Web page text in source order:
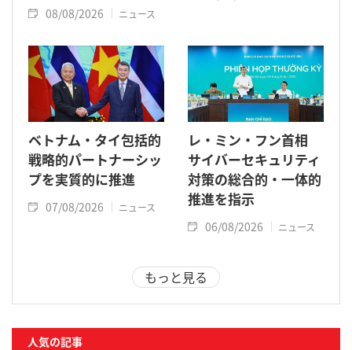
08/08/2026 ニュース
ベトナム・タイ包括的
戦略的パートナーシッ
プを実質的に推進
07/08/2026 ニュース
レ・ミン・フン首相
サイバーセキュリティ
対策の総合的・一体的
推進を指示
06/08/2026 ニュース
もっと見る
人気の記事